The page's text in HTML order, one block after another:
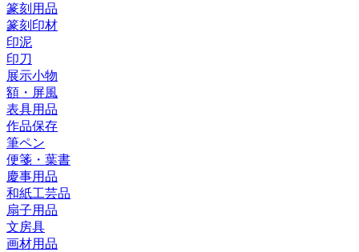
篆刻用品
篆刻印材
印泥
印刀
展示小物
額・屏風
表具用品
作品保存
筆ペン
便箋・葉書
慶事用品
和紙工芸品
扇子用品
文房具
画材用品